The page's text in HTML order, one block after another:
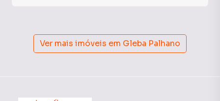
Ver mais imóveis em Gleba Palhano